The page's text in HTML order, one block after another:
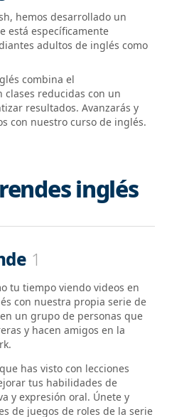
hemos desarrollado un
está específicamente
adultos de inglés como
combina el
clases reducidas con un
resultados. Avanzarás y
con nuestro curso de inglés.
inglés
1
tu tiempo viendo videos en
con nuestra propia serie de
un grupo de personas que
y hacen amigos en la
has visto con lecciones
tus habilidades de
y expresión oral. Únete y
de juegos de roles de la serie